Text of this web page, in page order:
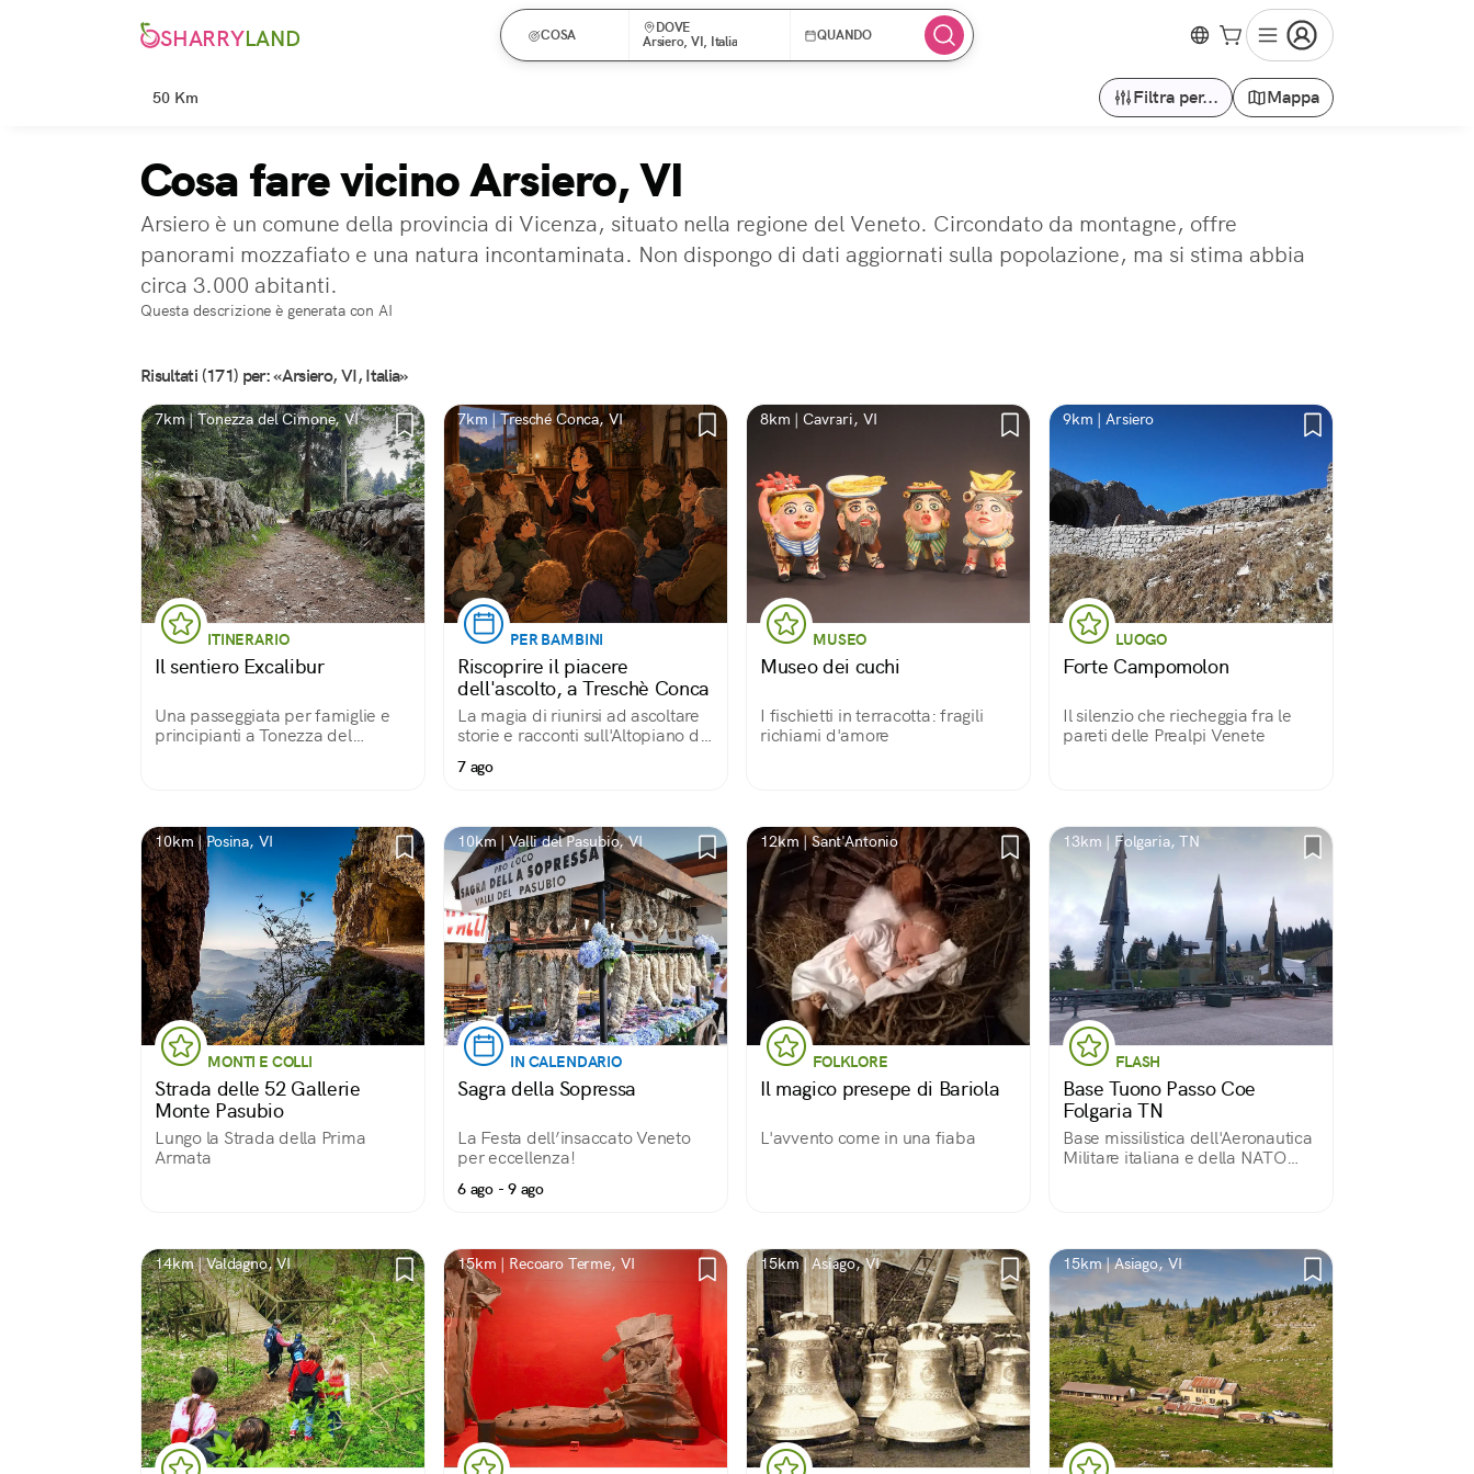
SHARRYLAND COSA
DOVE
Arsiero, VI, Italia
QUANDO
50 Km Filtra per... Mappa
Cosa fare vicino Arsiero, VI
Arsiero è un comune della provincia di Vicenza, situato nella regione del Veneto. Circondato da montagne, offre
panorami mozzafiato e una natura incontaminata. Non dispongo di dati aggiornati sulla popolazione, ma si stima abbia
circa 3.000 abitanti.
Questa descrizione è generata con AI
Risultati (171) per: «Arsiero, VI, Italia»
7km | Tonezza del Cimone, VI
ITINERARIO
Il sentiero Excalibur
Una passeggiata per famiglie e
principianti a Tonezza del
7km | Tresché Conca, VI
PER BAMBINI
Riscoprire il piacere
dell'ascolto, a Treschè Conca
La magia di riunirsi ad ascoltare
storie e racconti sull'Altopiano dei
7 ago
8km | Cavrari, VI
MUSEO
Museo dei cuchi
I fischietti in terracotta: fragili
richiami d'amore
9km | Arsiero
LUOGO
Forte Campomolon
Il silenzio che riecheggia fra le
pareti delle Prealpi Venete
10km | Posina, VI
MONTI E COLLI
Strada delle 52 Gallerie
Monte Pasubio
Lungo la Strada della Prima
Armata
10km | Valli del Pasubio, VI
IN CALENDARIO
Sagra della Sopressa
La Festa dell’insaccato Veneto
per eccellenza!
6 ago - 9 ago
12km | Sant'Antonio
FOLKLORE
Il magico presepe di Bariola
L'avvento come in una fiaba
13km | Folgaria, TN
FLASH
Base Tuono Passo Coe
Folgaria TN
Base missilistica dell'Aeronautica
Militare italiana e della NATO
14km | Valdagno, VI 15km | Recoaro Terme, VI 15km | Asiago, VI 15km | Asiago, VI